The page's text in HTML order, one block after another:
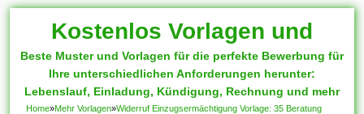
Kostenlos Vorlagen und
Muster
Beste Muster und Vorlagen für die perfekte Bewerbung für
Ihre unterschiedlichen Anforderungen herunter:
Lebenslauf, Einladung, Kündigung, Rechnung und mehr
Home»Mehr Vorlagen»Widerruf Einzugsermächtigung Vorlage: 35 Beratung